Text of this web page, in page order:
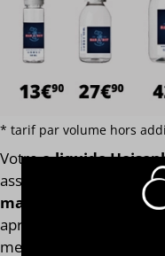
* tarif par volume hors
Votree-liquide
assemblé
avec
marque Vampire
après l'ajout des
mesure votre e-liquide